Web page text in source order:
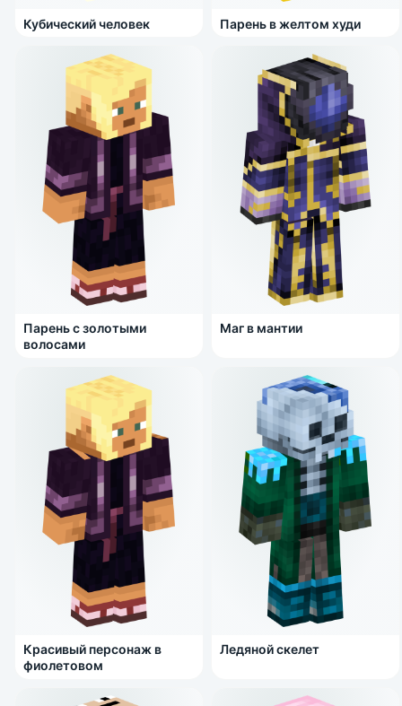
Кубический человек Парень в желтом худи
Парень с золотыми
волосами
Маг в мантии
Красивый персонаж в
фиолетовом
Ледяной скелет